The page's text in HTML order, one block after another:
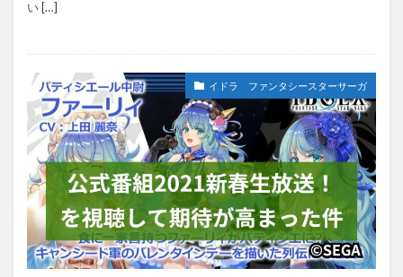
い […]
イドラ ファンタシースターサーガ